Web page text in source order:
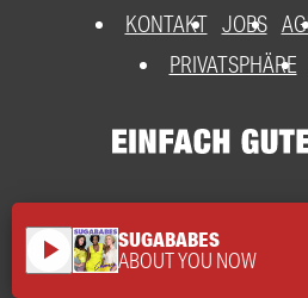
KONTAKT JOBS
PRIVATSPHÄRE
play_arrow SUGABABES
ABOUT YOU NOW